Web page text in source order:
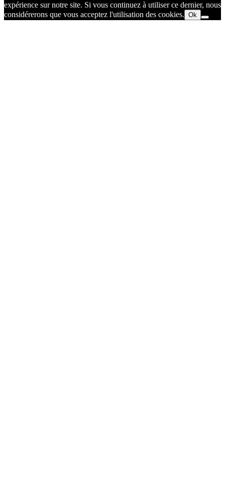
expérience sur notre site. Si vous continuez à utiliser ce dernier, nous
considérerons que vous acceptez l'utilisation des cookies. Ok